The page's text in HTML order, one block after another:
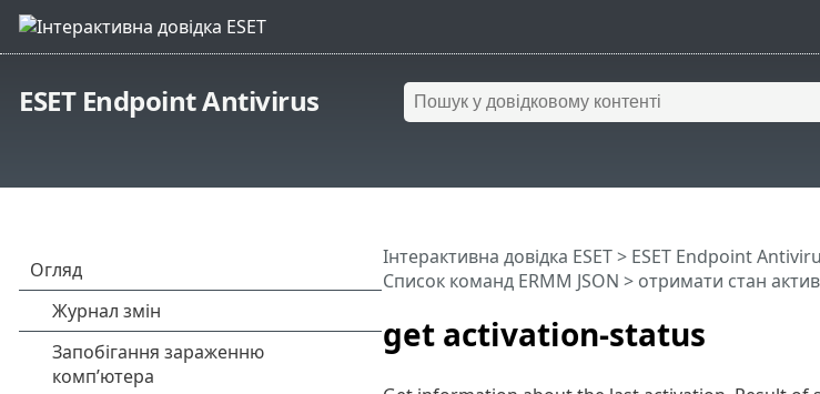
ESET Endpoint Antivirus
get activation-status
Інтерактивна довідка ESET> ESET Endpoint
Список команд ERMM JSON > отримати стан